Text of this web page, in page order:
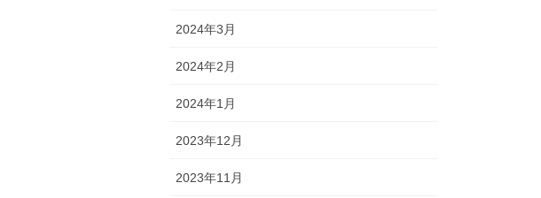
2024年3月
2024年2月
2024年1月
2023年12月
2023年11月